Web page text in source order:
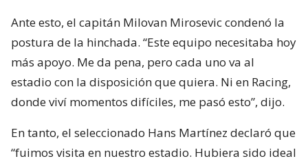
Ante esto, el capitán Milovan Mirosevic condenó la
postura de la hinchada. “Este equipo necesitaba hoy
más apoyo. Me da pena, pero cada uno va al
estadio con la disposición que quiera. Ni en Racing,
donde viví momentos difíciles, me pasó esto”, dijo.
En tanto, el seleccionado Hans Martínez declaró que
“fuimos visita en nuestro estadio. Hubiera sido ideal